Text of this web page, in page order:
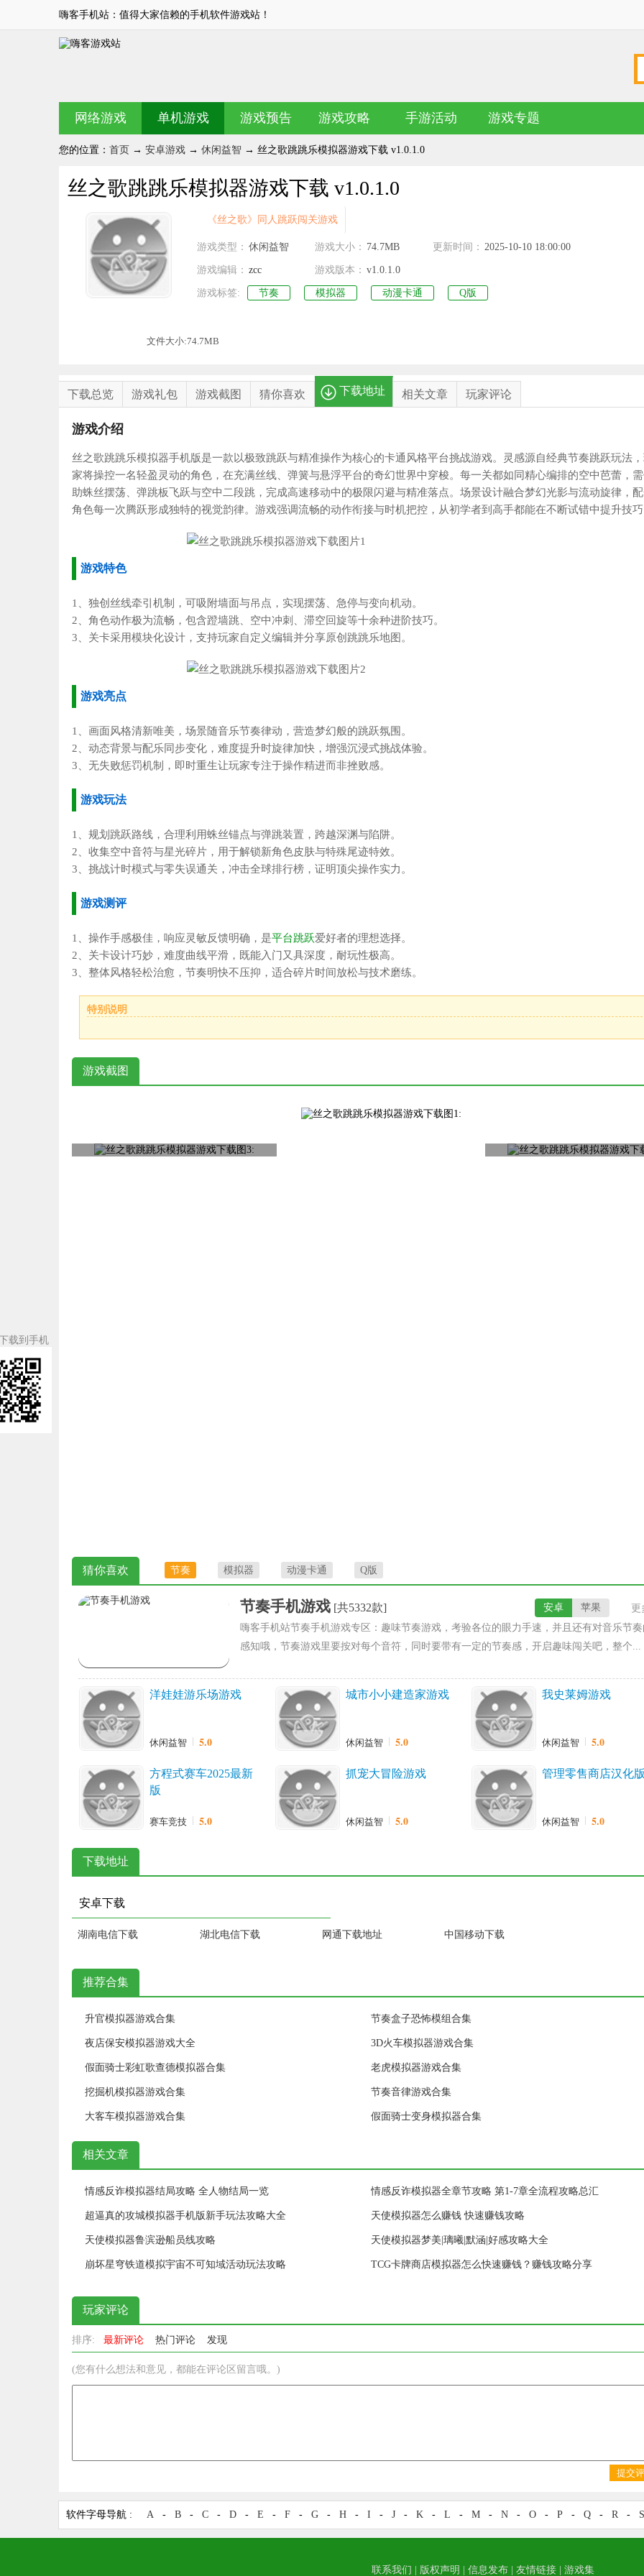
嗨客手机站：值得大家信赖的手机软件游戏站！
网络游戏 单机游戏 游戏预告 游戏攻略 手游活动 游戏专题
您的位置： 首页 → 安卓游戏 → 休闲益智 → 丝之歌跳跳乐模拟器游戏下载 v1.0.1.0
丝之歌跳跳乐模拟器游戏下载 v1.0.1.0
《丝之歌》同人跳跃闯关游戏
游戏类型： 休闲益智 游戏大小： 74.7MB 更新时间： 2025-10-10 18:00:00
游戏编辑： zcc 游戏版本： v1.0.1.0
游戏标签: 节奏 模拟器 动漫卡通 Q版
载到手机
文件大小:74.7MB
下载总览 游戏礼包 游戏截图 猜你喜欢 下载地址 相关文章 玩家评论
游戏介绍
丝之歌跳跳乐模拟器手机版是一款以极致跳跃与精准操作为核心的卡通风格平台挑战游戏。灵感源自经典节奏跳跃玩法
家将操控一名轻盈灵动的角色，在充满丝线、弹簧与悬浮平台的奇幻世界中穿梭。每一关都如同精心编排的空中芭蕾，
助蛛丝摆荡、弹跳板飞跃与空中二段跳，完成高速移动中的极限闪避与精准落点。场景设计融合梦幻光影与流动旋律，
角色每一次腾跃形成独特的视觉韵律。游戏强调流畅的动作衔接与时机把控，从初学者到高手都能在不断试错中提升技
游戏特色
1、独创丝线牵引机制，可吸附墙面与吊点，实现摆荡、急停与变向机动。
2、角色动作极为流畅，包含蹬墙跳、空中冲刺、滞空回旋等十余种进阶技巧。
3、关卡采用模块化设计，支持玩家自定义编辑并分享原创跳跳乐地图。
游戏亮点
1、画面风格清新唯美，场景随音乐节奏律动，营造梦幻般的跳跃氛围。
2、动态背景与配乐同步变化，难度提升时旋律加快，增强沉浸式挑战体验。
3、无失败惩罚机制，即时重生让玩家专注于操作精进而非挫败感。
游戏玩法
1、规划跳跃路线，合理利用蛛丝锚点与弹跳装置，跨越深渊与陷阱。
2、收集空中音符与星光碎片，用于解锁新角色皮肤与特殊尾迹特效。
3、挑战计时模式与零失误通关，冲击全球排行榜，证明顶尖操作实力。
游戏测评
1、操作手感极佳，响应灵敏反馈明确，是平台跳跃爱好者的理想选择。
2、关卡设计巧妙，难度曲线平滑，既能入门又具深度，耐玩性极高。
3、整体风格轻松治愈，节奏明快不压抑，适合碎片时间放松与技术磨练。
特别说明
游戏截图
猜你喜欢 节奏 模拟器 动漫卡通 Q版
节奏手机游戏 [共5332款] 更
苹果
安卓
嗨客手机站节奏手机游戏专区：趣味节奏游戏，考验各位的眼力手速，并且还有对音乐节
感知哦，节奏游戏里要按对每个音符，同时要带有一定的节奏感，开启趣味闯关吧，整个...
洋娃娃游乐场游戏
休闲益智 5.0
城市小小建造家游戏
休闲益智 5.0
我史莱姆游戏
休闲益智 5.0
方程式赛车2025最新
版
赛车竞技 5.0
抓宠大冒险游戏
休闲益智 5.0
管理零售商店汉化
休闲益智 5.0
下载地址
安卓下载
湖南电信下载 湖北电信下载 网通下载地址 中国移动下载
推荐合集
升官模拟器游戏合集 节奏盒子恐怖模组合集
夜店保安模拟器游戏大全 3D火车模拟器游戏合集
假面骑士彩虹歌查德模拟器合集 老虎模拟器游戏合集
挖掘机模拟器游戏合集 节奏音律游戏合集
大客车模拟器游戏合集 假面骑士变身模拟器合集
相关文章
情感反诈模拟器结局攻略 全人物结局一览 情感反诈模拟器全章节攻略 第1-7章全流程攻略总汇
超逼真的攻城模拟器手机版新手玩法攻略大全 天使模拟器怎么赚钱 快速赚钱攻略
天使模拟器鲁滨逊船员线攻略 天使模拟器梦美|璃曦|默涵|好感攻略大全
崩坏星穹铁道模拟宇宙不可知域活动玩法攻略 TCG卡牌商店模拟器怎么快速赚钱？赚钱攻略分享
玩家评论
排序: 最新评论 热门评论 发现
(您有什么想法和意见，都能在评论区留言哦。)
提交
软件字母导航 : A - B - C - D - E - F - G - H - I - J - K - L - M - N - O - P - Q - R - S
联系我们 版权声明 信息发布 友情链接 游戏集